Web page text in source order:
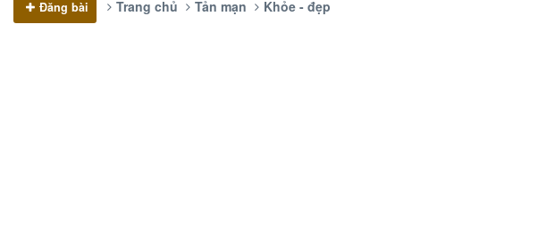
Đăng bài Trang chủ Tản mạn Khỏe - đẹp